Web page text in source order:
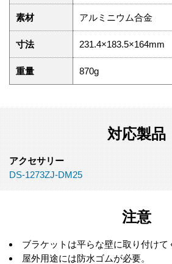
素材 アルミニウム合金
寸法 231.4×183.5×164mm
重量 870g
対応製品
アクセサリー
DS-1273ZJ-DM25
注意
ブラケットは平らな壁に取り付けて
屋外用途には防水ゴムが必要。